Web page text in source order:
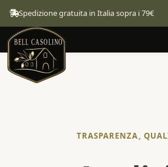
Spedizione gratuita in Italia sopra i 79€
TRASPARENZA,